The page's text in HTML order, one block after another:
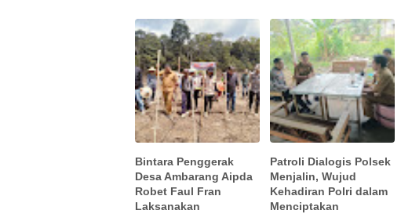
Bintara Penggerak
Desa Ambarang Aipda
Robet Faul Fran
Laksanakan
Patroli Dialogis Polsek
Menjalin, Wujud
Kehadiran Polri dalam
Menciptakan